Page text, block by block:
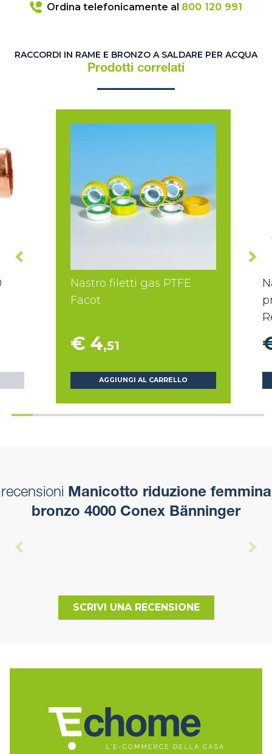
Ordina telefonicamente al 800 120 991
RACCORDI IN RAME E BRONZO A SALDARE PER ACQUA
Prodotti correlati
Nastro filetti gas PTFE
Facot
€ 4,51
AGGIUNGI AL CARRELLO
recensioni Manicotto riduzione femmina
bronzo 4000 Conex Bänninger
SCRIVI UNA RECENSIONE